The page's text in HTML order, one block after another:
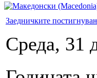
Заедничките
Среда, 31